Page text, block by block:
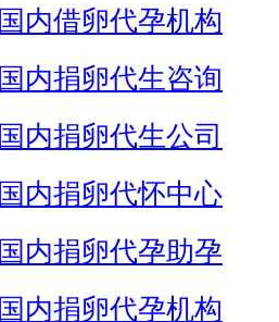
国内借卵代孕机构
国内捐卵代生咨询
国内捐卵代生公司
国内捐卵代怀中心
国内捐卵代孕助孕
国内捐卵代孕机构